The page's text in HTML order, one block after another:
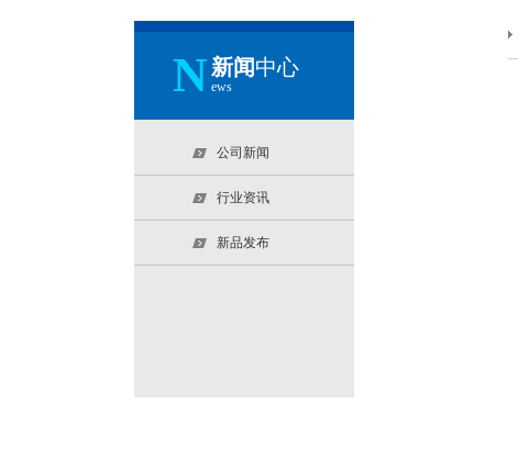
N 新闻中心
ews
公司新闻
行业资讯
新品发布